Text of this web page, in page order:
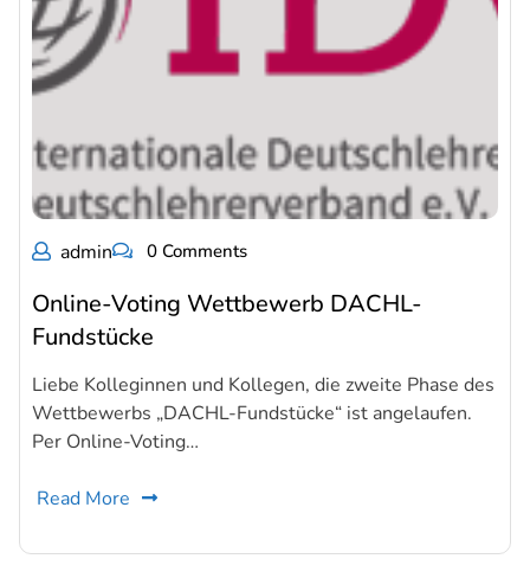
admin 0 Comments
Online-Voting Wettbewerb DACHL-
Fundstücke
Liebe Kolleginnen und Kollegen, die zweite Phase des
Wettbewerbs „DACHL-Fundstücke“ ist angelaufen.
Per Online-Voting…
Read More